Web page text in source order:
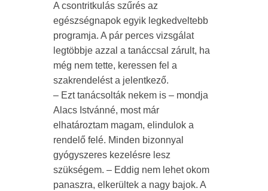
A csontritkulás szűrés az
egészségnapok egyik legkedveltebb
programja. A pár perces vizsgálat
legtöbbje azzal a tanáccsal zárult, ha
még nem tette, keressen fel a
szakrendelést a jelentkező.
– Ezt tanácsolták nekem is – mondja
Alacs Istvánné, most már
elhatároztam magam, elindulok a
rendelő felé. Minden bizonnyal
gyógyszeres kezelésre lesz
szükségem. – Eddig nem lehet okom
panaszra, elkerültek a nagy bajok. A